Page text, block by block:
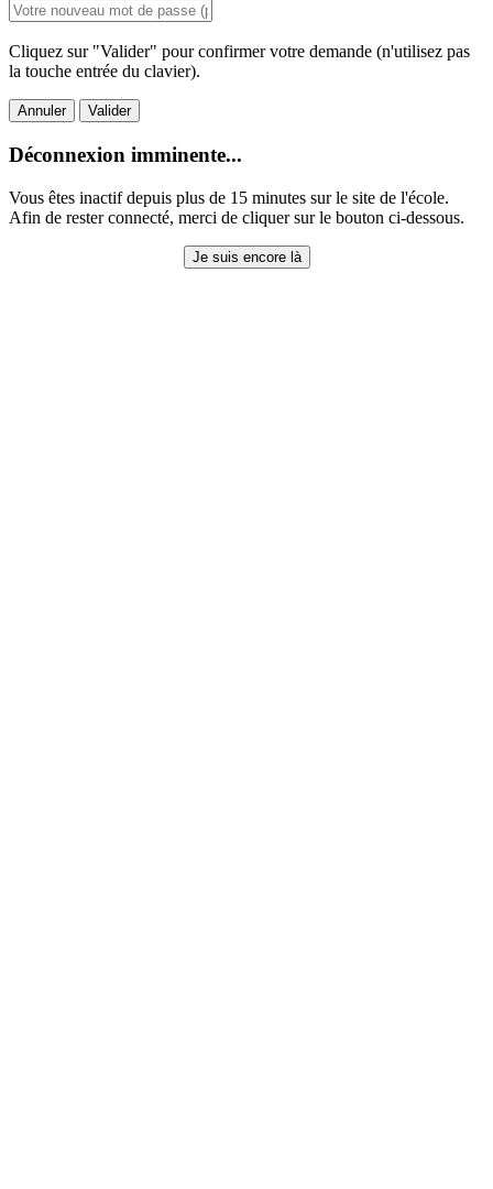
Cliquez sur "Valider" pour confirmer votre demande (n'utilisez pas
la touche entrée du clavier).
Annuler Valider
Déconnexion imminente...
Vous êtes inactif depuis plus de 15 minutes sur le site de l'école.
Afin de rester connecté, merci de cliquer sur le bouton ci-dessous.
Je suis encore là